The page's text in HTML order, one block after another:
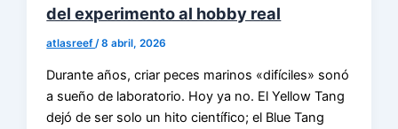
del experimento al hobby real
atlasreef/8 abril, 2026
Durante años, criar peces marinos «difíciles» sonó
a sueño de laboratorio. Hoy ya no. El Yellow Tang
dejó de ser solo un hito científico; el Blue Tang